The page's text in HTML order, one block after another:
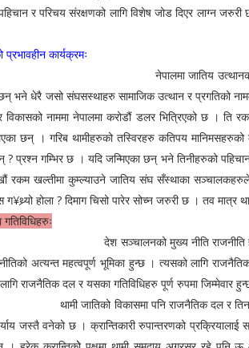
र परिचय संरक्षणको लागि विशेष जोड दिएर लाग्न
कार्यक्रमः
उत्थानका लागि सैयौं संघ
छन् भने धेरै जसो संघसस्थाहरु सामाजिक उत्थान र प्रगतिको
नाममा नेपालमा करोडौं डलर भित्रिएको छ । ति
छन् । गरिब थामीहरुको तस्विरहरु कतिपय
प्रश्न गम्भिर छ । यदि जन्मिएका छन् भने तिनीहरुको
रकम खल्तीमा कुम्ल्याउने जातिय संघ सँस्थाका सञ्चालकहरुले
होला ? दिमाग चिसो पारेर सोच्न जरुरी छ । तव मात्र
नीति राजनीति हो । देशलाईतिव्रतर
अत्यन्त महत्वपूर्ण भूमिका हुन्छ । त्यसको लागि
राजनैतिक दल र यसका गतिविधिहरु पूर्ण रुपमा
पनि राजनैतिक दल र तिनका
जस्तै वनेको छ । क्रान्तिकारी रुपान्तरणको